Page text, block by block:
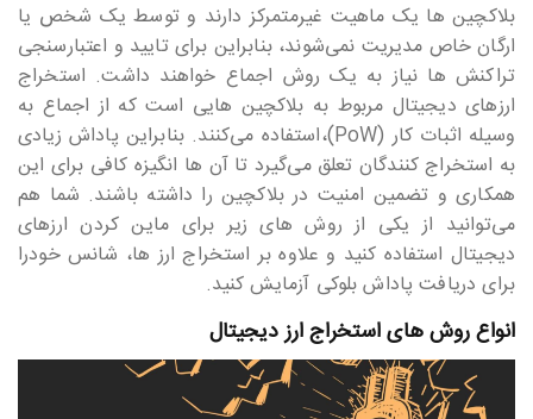
بلاکچین ها یک ماهیت غیرمتمرکز دارند و توسط یک شخص یا
ارگان خاص مدیریت نمی‎‎‎‎‎‎‎شوند، بنابراین برای تایید و اعتبارسنجی
تراکنش ها نیاز به یک روش اجماع خواهند داشت. استخراج
ارزهای دیجیتال مربوط به بلاکچین هایی است که از اجماع به
وسیله اثبات کار (PoW)،استفاده می‎‎‎‎‎‎‎کنند. بنابراین پاداش زیادی
به استخراج کنندگان تعلق می‎‎‎‎‎‎‎گیرد تا آن ها انگیزه کافی برای این
همکاری و تضمین امنیت در بلاکچین را داشته باشند. شما هم
می‎‎‎‎‎‎‎توانید از یکی از روش های زیر برای ماین کردن ارزهای
دیجیتال استفاده کنید و علاوه بر استخراج ارز ها، شانس خودرا
برای دریافت پاداش بلوکی آزمایش کنید.
انواع روش های استخراج ارز دیجیتال